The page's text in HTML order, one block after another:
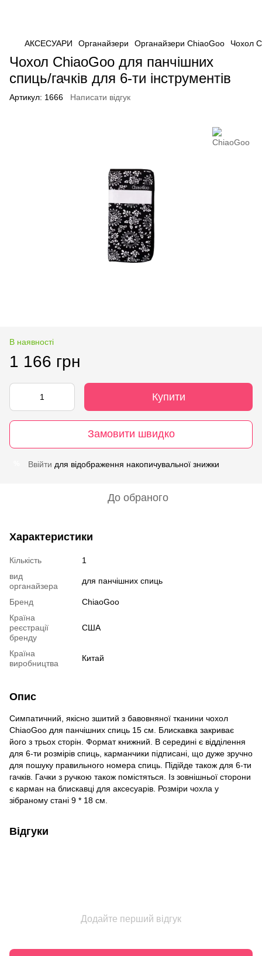
АКСЕСУАРИ Органайзери Органайзери ChiaoGoo Чохол
Чохол ChiaoGoo для панчішних
спиць/гачків для 6-ти інструментів
Артикул: 1666 Написати відгук
В наявності
1 166 грн
Купити
Замовити швидко
Ввійти для відображення накопичувальної знижки
До обраного
Характеристики
Кількість
1
вид
органайзера
для панчішних спиць
Бренд
ChiaoGoo
Країна
реєстрації
бренду
США
Країна
виробництва
Китай
Опис
Симпатичний, якісно зшитий з бавовняної тканини чохол
ChiaoGoo для панчішних спиць 15 см. Блискавка закриває
його з трьох сторін. Формат книжний. В середині є відділення
для 6-ти розмірів спиць, карманчики підписані, що дуже зручно
для пошуку правильного номера спиць. Підійде також для 6-ти
гачків. Гачки з ручкою також помістяться. Із зовнішньої сторони
є карман на блискавці для аксесуарів. Розміри чохла у
зібраному стані 9 * 18 см.
Відгуки
Додайте перший відгук